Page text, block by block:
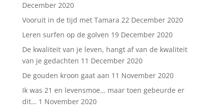
December 2020
Vooruit in de tijd met Tamara 22 December 2020
Leren surfen op de golven 19 December 2020
De kwaliteit van je leven, hangt af van de kwaliteit
van je gedachten 11 December 2020
De gouden kroon gaat aan 11 November 2020
Ik was 21 en levensmoe… maar toen gebeurde er
dit… 1 November 2020